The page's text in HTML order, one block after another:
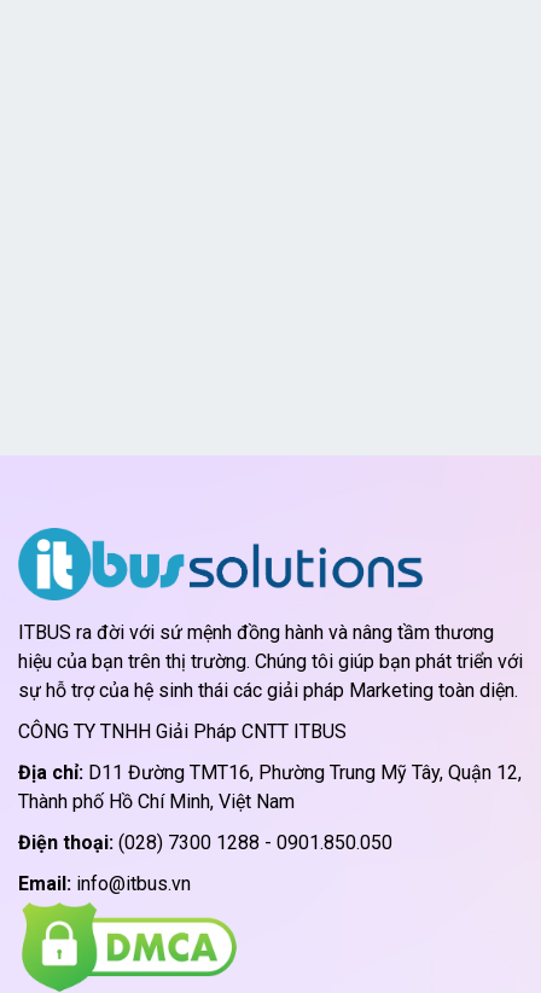
ITBUS ra đời với sứ mệnh đồng hành và nâng tầm thương
hiệu của bạn trên thị trường. Chúng tôi giúp bạn phát triển với
sự hỗ trợ của hệ sinh thái các giải pháp Marketing toàn diện.
CÔNG TY TNHH Giải Pháp CNTT ITBUS
Địa chỉ: D11 Đường TMT16, Phường Trung Mỹ Tây, Quận 12,
Thành phố Hồ Chí Minh, Việt Nam
Điện thoại: (028) 7300 1288 - 0901.850.050
Email: info@itbus.vn